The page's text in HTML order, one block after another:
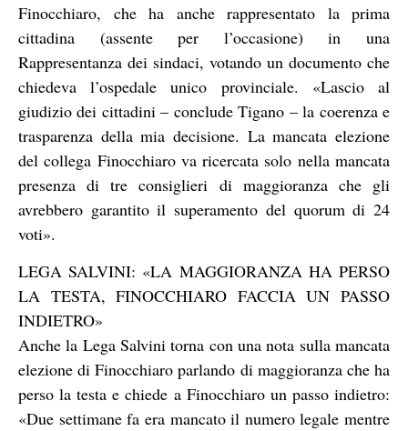
Finocchiaro, che ha anche rappresentato la prima
cittadina (assente per l’occasione) in una
Rappresentanza dei sindaci, votando un documento che
chiedeva l’ospedale unico provinciale. «Lascio al
giudizio dei cittadini – conclude Tigano – la coerenza e
trasparenza della mia decisione. La mancata elezione
del collega Finocchiaro va ricercata solo nella mancata
presenza di tre consiglieri di maggioranza che gli
avrebbero garantito il superamento del quorum di 24
voti».
LEGA SALVINI: «LA MAGGIORANZA HA PERSO
LA TESTA, FINOCCHIARO FACCIA UN PASSO
INDIETRO»
Anche la Lega Salvini torna con una nota sulla mancata
elezione di Finocchiaro parlando di maggioranza che ha
perso la testa e chiede a Finocchiaro un passo indietro:
«Due settimane fa era mancato il numero legale mentre